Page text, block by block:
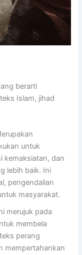
berarti
Islam, jihad
untuk
kemaksiatan, dan
lebih baik. Ini
pengendalian
masyarakat.
merujuk pada
membela
perang
mempertahankan